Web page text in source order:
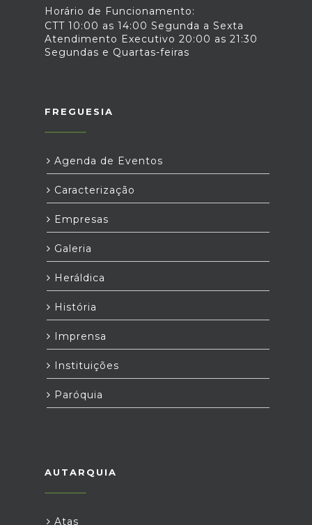
Horário de Funcionamento:
CTT 10:00 as 14:00 Segunda a Sexta
Atendimento Executivo 20:00 as 21:30
Segundas e Quartas-feiras
FREGUESIA
Agenda de Eventos
Caracterização
Empresas
Galeria
Heráldica
História
Imprensa
Instituições
Paróquia
AUTARQUIA
Atas